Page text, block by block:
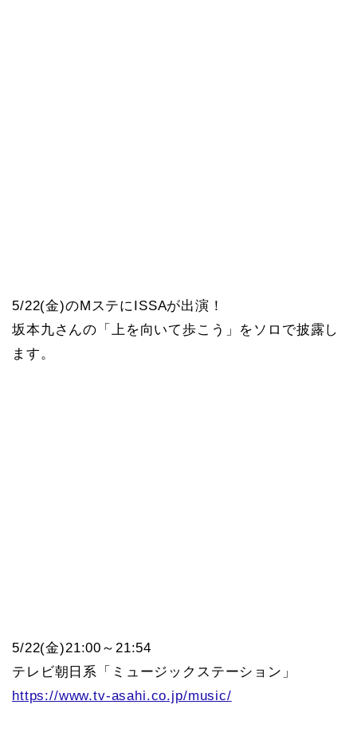
5/22(金)のMステにISSAが出演！
坂本九さんの「上を向いて歩こう」をソロで披露し
ます。
5/22(金)21:00～21:54
テレビ朝日系「ミュージックステーション」
https://www.tv-asahi.co.jp/music/